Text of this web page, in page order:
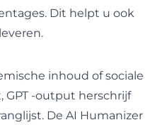
Dit helpt u ook
inhoud of sociale
-output herschrijf
De AI Humanizer